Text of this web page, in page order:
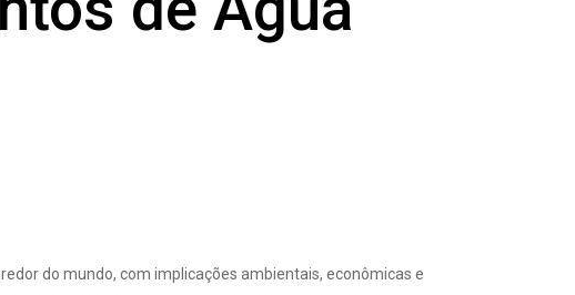
do mundo, com implicações ambientais, econômicas e